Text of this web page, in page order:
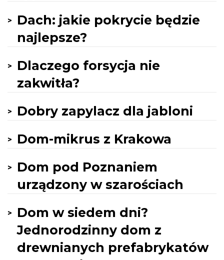
Dach: jakie pokrycie będzie
najlepsze?
Dlaczego forsycja nie
zakwitła?
Dobry zapylacz dla jabloni
Dom-mikrus z Krakowa
Dom pod Poznaniem
urządzony w szarościach
Dom w siedem dni?
Jednorodzinny dom z
drewnianych prefabrykatów